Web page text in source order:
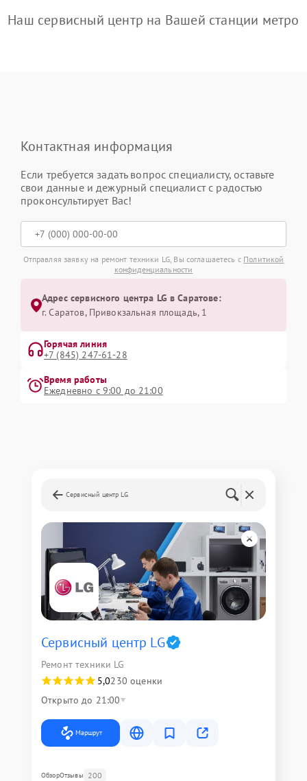
Наш сервисный центр на Вашей станции метро
Контактная информация
Если требуется задать вопрос специалисту, оставьте
свои данные и дежурный специалист с радостью
проконсультирует Вас!
Отправляя заявку на ремонт техники LG, Вы соглашаетесь с Политикой
конфиденциальности
Адрес сервисного центра LG в Саратове:
г. Саратов, Привокзальная площадь, 1
Горячая линия
+7 (845) 247-61-28
Время работы
Ежедневно с 9:00 до 21:00
Сервисный центр LG
Сервисный центр LG
Ремонт техники LG
5,0230 оценки
Открыто до 21:00
Маршрут
ОбзорОтзывы 200